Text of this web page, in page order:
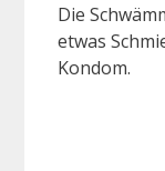
Die
etwas
Kondom.